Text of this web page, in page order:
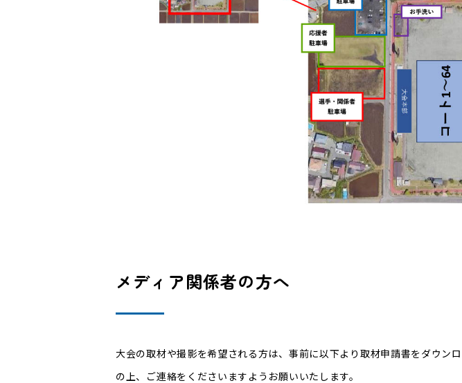
メディア関係者の方へ
大会の取材や撮影を希望される方は、事前に以下より取材申請書をダウン
の上、ご連絡をくださいますようお願いいたします。